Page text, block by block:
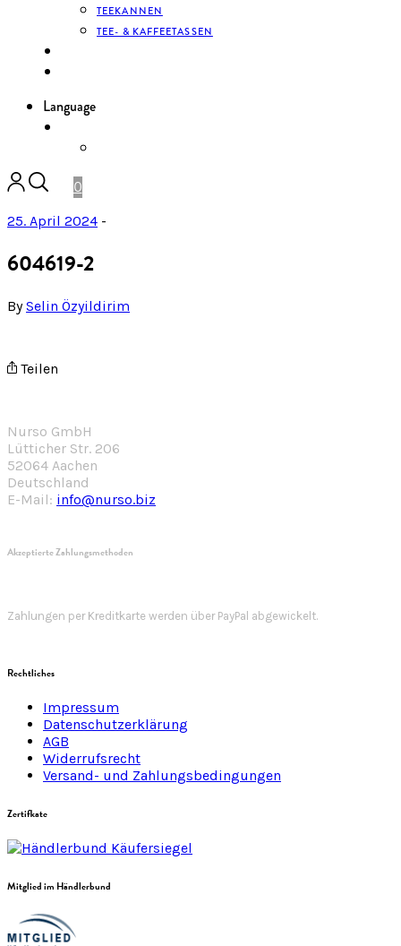
TEEKANNEN
TEE- & KAFFEETASSEN
Language
0
25. April 2024 -
604619-2
BySelin Özyildirim
Teilen
Nurso GmbH
Lütticher Str. 206
52064 Aachen
Deutschland
E-Mail: info@nurso.biz
Akzeptierte Zahlungsmethoden
Zahlungen per Kreditkarte werden über PayPal abgewickelt.
Rechtliches
Impressum
Datenschutzerklärung
AGB
Widerrufsrecht
Versand- und Zahlungsbedingungen
Zertifkate
Mitglied im Händlerbund